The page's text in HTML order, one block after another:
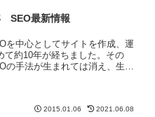
に長く携わっ...
SEO最新情報
を中心としてサイトを作成、運
て約10年が経ちました。その
の手法が生まれては消え、生ま
キーワー...2015.01.06 2021.06.08